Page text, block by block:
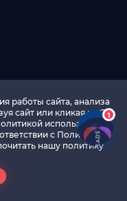
1
вебмастера
работы сайта, анализа
сайт или кликая на Я
использования
c Политикой
нашу политику